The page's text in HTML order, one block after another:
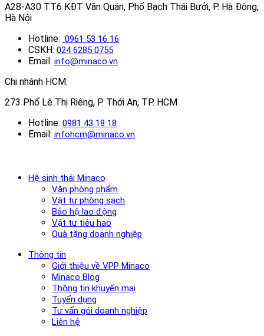
A28-A30 TT6 KĐT Văn Quán, Phố Bạch Thái Bưởi, P. Hà Đông,
Hà Nội
Hotline: 0961 53 16 16
CSKH: 024 6285 0755
Email: info@minaco.vn
Chi nhánh HCM:
273 Phố Lê Thị Riêng, P. Thới An, TP. HCM
Hotline: 0981 43 18 18
Email: infohcm@minaco.vn
Hệ sinh thái Minaco
Văn phòng phẩm
Vật tư phòng sạch
Bảo hộ lao động
Vật tư tiêu hao
Quà tặng doanh nghiệp
Thông tin
Giới thiệu về VPP Minaco
Minaco Blog
Thông tin khuyến mại
Tuyển dụng
Tư vấn gói doanh nghiệp
Liên hệ